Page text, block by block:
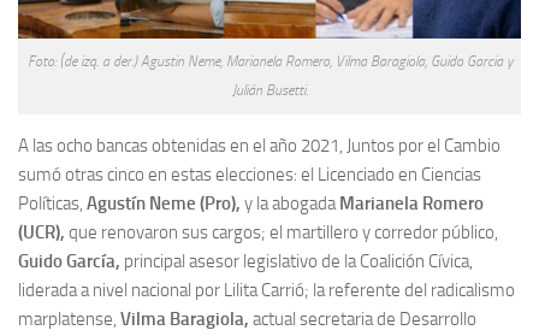
Foto: (de izq. a der.) Agustin Neme, Marianela Romero, Vilma Baragiola, Guido Garcia y
Julián Busetti.
A las ocho bancas obtenidas en el año 2021, Juntos por el Cambio
sumó otras cinco en estas elecciones: el Licenciado en Ciencias
Políticas, Agustín Neme (Pro), y la abogadaMarianela Romero
(UCR), que renovaron sus cargos; el martillero y corredor público,
Guido García, principal asesor legislativo de la Coalición Cívica,
liderada a nivel nacional por Lilita Carrió; la referente del radicalismo
marplatense, Vilma Baragiola, actual secretaria de Desarrollo